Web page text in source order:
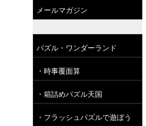
メールマガジン
パズル・ワンダーランド
・時事覆面算
・箱詰めパズル天国
・フラッシュパズルで遊ぼう